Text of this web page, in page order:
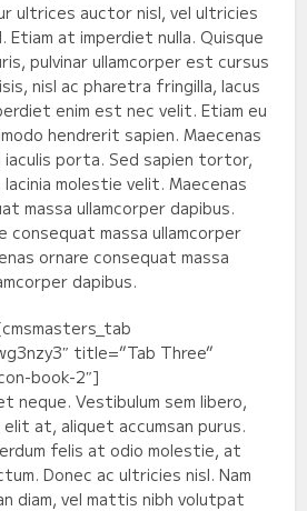
ultrices auctor nisl, vel ultricies
Etiam at imperdiet nulla. Quisque
pulvinar ullamcorper est cursus
nisl ac pharetra fringilla, lacus
enim est nec velit. Etiam eu
hendrerit sapien. Maecenas
iaculis porta. Sed sapien tortor,
molestie velit. Maecenas
massa ullamcorper dapibus.
consequat massa ullamcorper
ornare consequat massa
dapibus.
title=”Tab Three”
book-2″]
neque. Vestibulum sem libero,
at, aliquet accumsan purus.
felis at odio molestie, at
Donec ac ultricies nisl. Nam
diam, vel mattis nibh volutpat